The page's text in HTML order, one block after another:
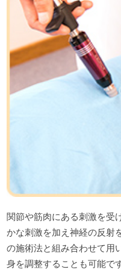
関節や筋肉にある刺激を受
かな刺激を加え神経の反射
の施術法と組み合わせて用
身を調整することも可能で